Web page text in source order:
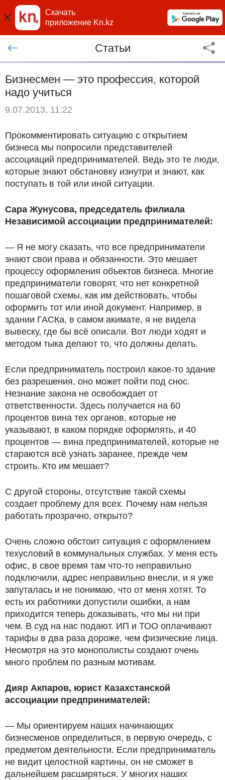
Скачать
приложение Kn.kz
Статьи
Бизнесмен — это профессия, которой
надо учиться
9.07.2013, 11:22
Прокомментировать ситуацию с открытием
бизнеса мы попросили представителей
ассоциаций предпринимателей. Ведь это те люди,
которые знают обстановку изнутри и знают, как
поступать в той или иной ситуации.
Сара Жунусова, председатель филиала
Независимой ассоциации предпринимателей:
— Я не могу сказать, что все предприниматели
знают свои права и обязанности. Это мешает
процессу оформления объектов бизнеса. Многие
предприниматели говорят, что нет конкретной
пошаговой схемы, как им действовать, чтобы
оформить тот или иной документ. Например, в
здании ГАСКа, в самом акимате, я не видела
вывеску, где бы всё описали. Вот люди ходят и
методом тыка делают то, что должны делать.
Если предприниматель построил какое-то здание
без разрешения, оно может пойти под снос.
Незнание закона не освобождает от
ответственности. Здесь получается на 60
процентов вина тех органов, которые не
указывают, в каком порядке оформлять, и 40
процентов — вина предпринимателей, которые не
стараются всё узнать заранее, прежде чем
строить. Кто им мешает?
С другой стороны, отсутствие такой схемы
создает проблему для всех. Почему нам нельзя
работать прозрачно, открыто?
Очень сложно обстоит ситуация с оформлением
техусловий в коммунальных службах. У меня есть
офис, в свое время там что-то неправильно
подключили, адрес неправильно внесли, и я уже
запуталась и не понимаю, что от меня хотят. То
есть их работники допустили ошибки, а нам
приходится теперь доказывать, что мы ни при
чем. В суд на нас подают. ИП и ТОО оплачивают
тарифы в два раза дороже, чем физические лица.
Несмотря на это монополисты создают очень
много проблем по разным мотивам.
Дияр Акпаров, юрист Казахстанской
ассоциации предпринимателей:
— Мы ориентируем наших начинающих
бизнесменов определиться, в первую очередь, с
предметом деятельности. Если предприниматель
не видит целостной картины, он не сможет в
дальнейшем расширяться. У многих наших